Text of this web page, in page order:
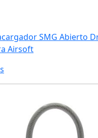
SMG Abierto
Airsoft